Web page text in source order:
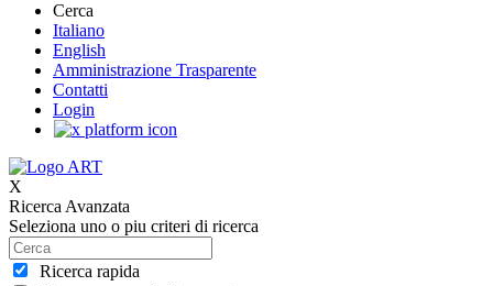
Cerca
Italiano
English
Amministrazione Trasparente
Contatti
Login
X
Ricerca Avanzata
Seleziona uno o piu criteri di ricerca
Ricerca rapida